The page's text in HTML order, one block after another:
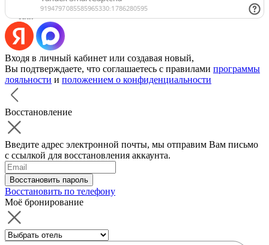
Уже есть аккаунт?Войти
Или
Входя в личный кабинет или создавая новый,
Вы подтверждаете, что соглашаетесь с правилами программы
лояльности и положением о конфиденциальности
Восстановление
Введите адрес электронной почты, мы отправим Вам письмо
с ссылкой для восстановления аккаунта.
Восстановить пароль
Восстановить по телефону
Моё бронирование